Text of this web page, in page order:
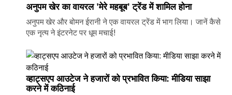
अनुपम खेर का वायरल 'मेरे महबूब' ट्रेंड में शामिल होना
अनुपम खेर और बोमन ईरानी ने एक वायरल ट्रेंड में भाग लिया। जानें कैसे
एक नृत्य ने इंटरनेट पर धूम मचाई!
व्हाट्सएप आउटेज ने हजारों को प्रभावित किया: मीडिया साझा
करने में कठिनाई